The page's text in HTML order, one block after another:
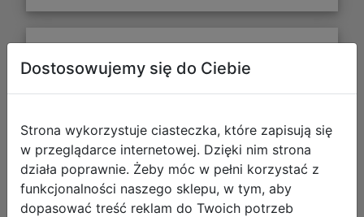
CoolPack Prime Plecak Szkolny Stitch
Dostosowujemy się do Ciebie
Strona wykorzystuje ciasteczka, które zapisują się
w przeglądarce internetowej. Dzięki nim strona
działa poprawnie. Żeby móc w pełni korzystać z
funkcjonalności naszego sklepu, w tym, aby
dopasować treść reklam do Twoich potrzeb